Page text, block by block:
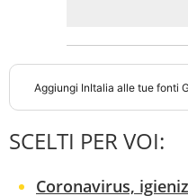
Aggiungi InItalia alle tue fonti
SCELTI PER VOI:
Coronavirus,